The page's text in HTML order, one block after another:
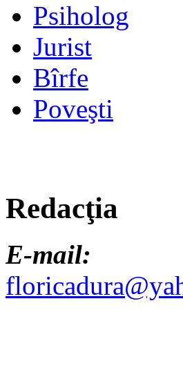
Psiholog
Jurist
Bîrfe
Poveşti
Redacţia
E-mail: